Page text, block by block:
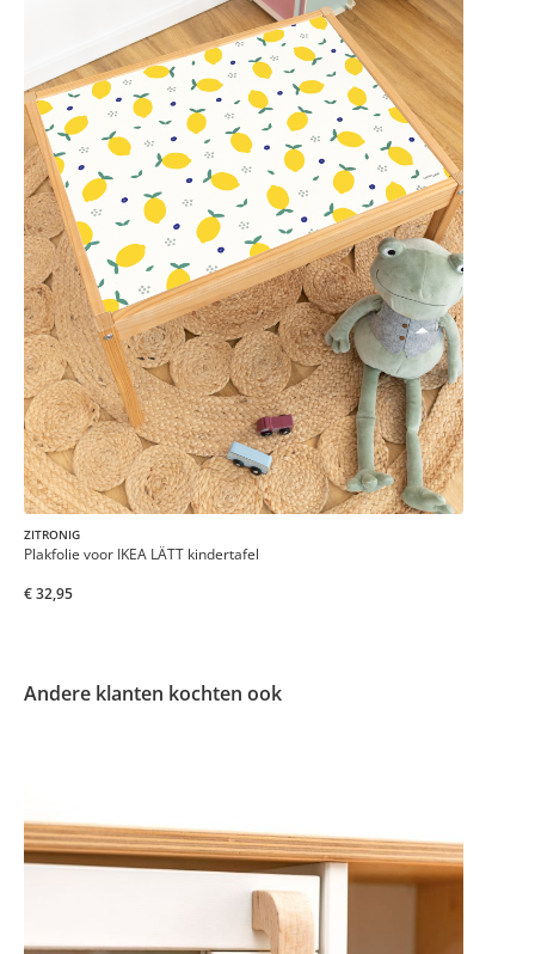
ZITRONIG
Plakfolie voor IKEA LÄTT kindertafel
€ 32,95
Andere klanten kochten ook